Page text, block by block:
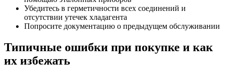
Убедитесь в герметичности всех соединений и
отсутствии утечек хладагента
Попросите документацию о предыдущем обслуживании
Типичные ошибки при покупке и как
их избежать